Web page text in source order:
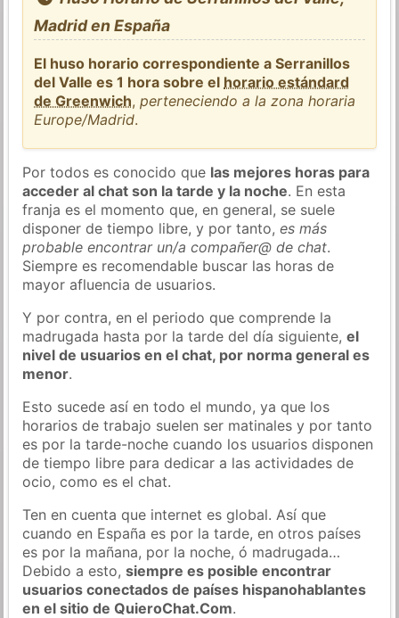
Madrid en España
El huso horario correspondiente a Serranillos
del Valle es 1 hora sobre el horario estándard
de Greenwich,perteneciendo a la zona horaria
Europe/Madrid.
Por todos es conocido que las mejores horas para
acceder al chat son la tarde y la noche. En esta
franja es el momento que, en general, se suele
disponer de tiempo libre, y por tanto,es más
probable encontrar un/a compañer@ de chat.
Siempre es recomendable buscar las horas de
mayor afluencia de usuarios.
Y por contra, en el periodo que comprende la
madrugada hasta por la tarde del día siguiente,el
nivel de usuarios en el chat, por norma general es
menor.
Esto sucede así en todo el mundo, ya que los
horarios de trabajo suelen ser matinales y por tanto
es por la tarde-noche cuando los usuarios disponen
de tiempo libre para dedicar a las actividades de
ocio, como es el chat.
Ten en cuenta que internet es global. Así que
cuando en España es por la tarde, en otros países
es por la mañana, por la noche, ó madrugada…
Debido a esto,siempre es posible encontrar
usuarios conectados de países hispanohablantes
en el sitio de QuieroChat.Com.